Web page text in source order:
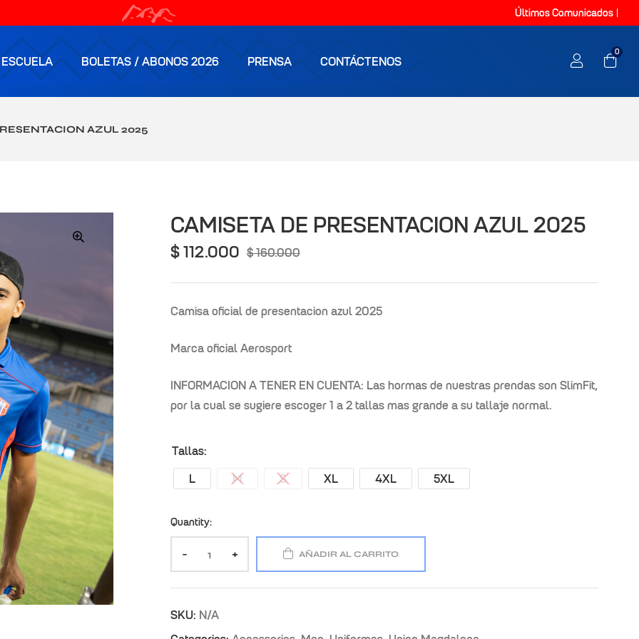
Últimos Comunicados
ESCUELA BOLETAS / ABONOS 2026 PRENSA CONTÁCTENOS
0
AZUL 2025
CAMISETA DE PRESENTACION AZUL 2025
$160.000
$112.000
Camisa oficial de presentacion azul 2025
Marca oficial Aerosport
INFORMACION A TENER EN CUENTA: Las hormas de nuestras prendas son SlimFit,
por la cual se sugiere escoger 1 a 2 tallas mas grande a su tallaje normal.
Tallas
L
M S XL 4XL 5XL
Quantity:
- + AÑADIR AL CARRITO
SKU: N/A